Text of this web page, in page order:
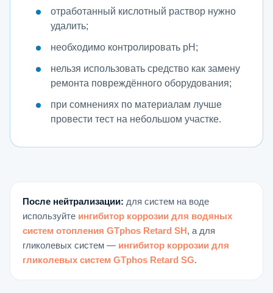
отработанный кислотный раствор нужно
удалить;
необходимо контролировать pH;
нельзя использовать средство как замену
ремонта повреждённого оборудования;
при сомнениях по материалам лучше
провести тест на небольшом участке.
После нейтрализации: для систем на воде
используйте ингибитор коррозии для водяных
систем отопления GTphos Retard SH, а для
гликолевых систем — ингибитор коррозии для
гликолевых систем GTphos Retard SG.